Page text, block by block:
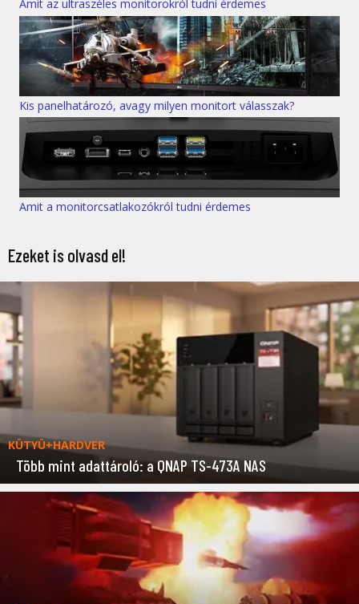
Amit az ultraszéles monitorokról tudni érdemes
Kis panelhatározó, avagy milyen monitort válasszak?
Amit a monitorcsatlakozókról tudni érdemes
Ezeket is olvasd el!
KÜTYÜ+HARDVER
Több mint adattároló: a QNAP TS-473A NAS